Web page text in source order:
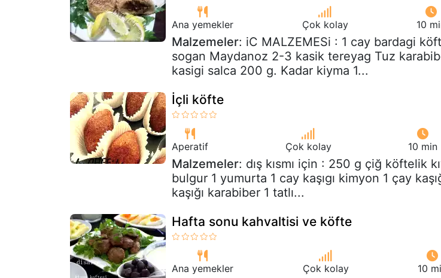
Ana yemekler Çok kolay 10
Malzemeler: iC MALZEMESi : 1 cay bardagi
sogan Maydanoz 2-3 kasik tereyag Tuz
kasigi salca 200 g. Kadar kiyma 1...
İçli köfte
Aperatif Çok kolay 10 min
Malzemeler: dış kısmı için : 250 g çiğ köftelik
bulgur 1 yumurta 1 cay kaşıgı kimyon 1 çay
kaşığı karabiber 1 tatlı...
Hafta sonu kahvaltisi ve köfte
Ana yemekler Çok kolay 10